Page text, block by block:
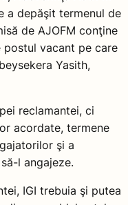
a depăşit termenul de
de AJOFM conţine
postul vacant pe care
Yasith,
reclamantei, ci
acordate, termene
şi a
l angajeze.
IGI trebuia şi putea